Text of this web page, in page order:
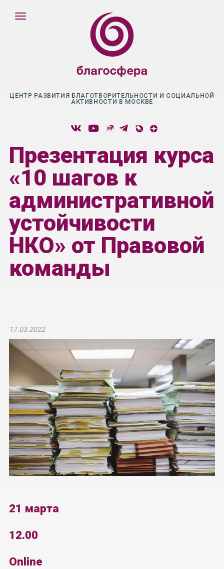
ЦЕНТР РАЗВИТИЯ БЛАГОТВОРИТЕЛЬНОСТИ И СОЦИАЛЬНОЙ
АКТИВНОСТИ В МОСКВЕ
Презентация курса
«10 шагов к
административной
устойчивости
НКО» от Правовой
команды
17.03.2022
21 марта
12.00
Online